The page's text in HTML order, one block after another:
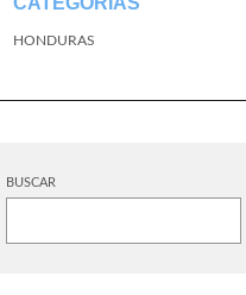
HONDURAS
BUSCAR